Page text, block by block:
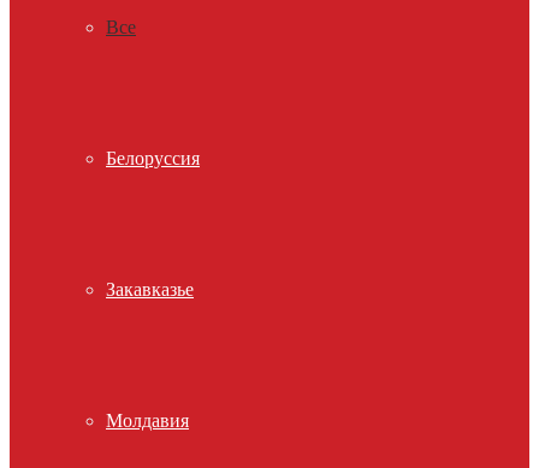
Все
Белоруссия
Закавказье
Молдавия